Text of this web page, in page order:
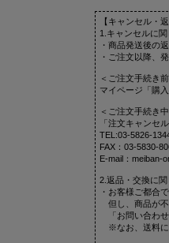
【キャンセル・
1.キャンセルに関
・商品発送後の
・ご注文以降、
＜ご注文手続き
マイページ「購
＜ご注文手続き
「注文キャンセ
TEL:03-5826-
FAX：03-5830-
E-mail：meiban-
2.返品・交換に関
・お客様ご都合
但し、商品が不
「お問い合わせ
※なお、送料に